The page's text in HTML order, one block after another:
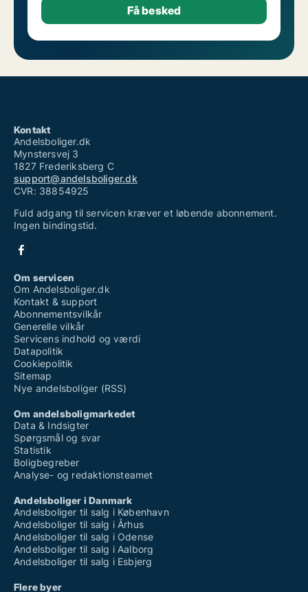
Kontakt
Andelsboliger.dk
Mynstersvej 3
1827 Frederiksberg C
support@andelsboliger.dk
CVR: 38854925
Fuld adgang til servicen kræver et løbende abonnement.
Ingen bindingstid.
Om servicen
Om Andelsboliger.dk
Kontakt & support
Abonnementsvilkår
Generelle vilkår
Servicens indhold og værdi
Datapolitik
Cookiepolitik
Sitemap
Nye andelsboliger (RSS)
Om andelsboligmarkedet
Data & Indsigter
Spørgsmål og svar
Statistik
Boligbegreber
Analyse- og redaktionsteamet
Andelsboliger i Danmark
Andelsboliger til salg i København
Andelsboliger til salg i Århus
Andelsboliger til salg i Odense
Andelsboliger til salg i Aalborg
Andelsboliger til salg i Esbjerg
Flere byer